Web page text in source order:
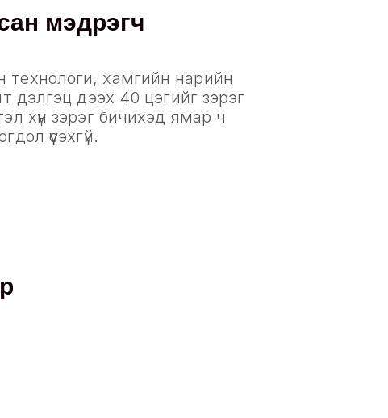
мэдрэгч
технологи, хамгийн нарийн
дэлгэц дээх 40 цэгийг зэрэг
хүн зэрэг бичихэд ямар ч
үүсэхгүй.